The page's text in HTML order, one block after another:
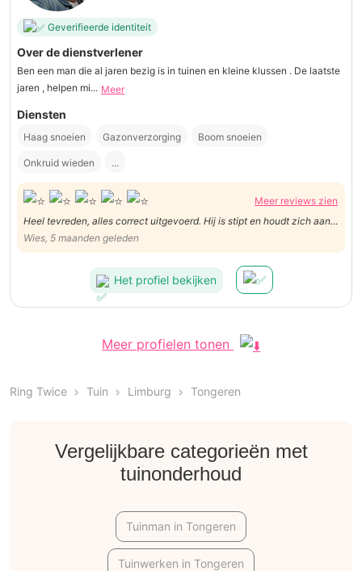
Geverifieerde identiteit
Over de dienstverlener
Ben een man die al jaren bezig is in tuinen en kleine klussen . De laatste
jaren , helpen mi... Meer
Diensten
Haag snoeien Gazonverzorging Boom snoeien
Onkruid wieden ...
Meer reviews zien
Heel tevreden, alles correct uitgevoerd. Hij is stipt en houdt zich aan
de afspraak.
Wies, 5 maanden geleden
Het profiel bekijken
Meer profielen tonen
Ring Twice Tuin Limburg Tongeren
Vergelijkbare categorieën met
tuinonderhoud
Tuinman in Tongeren
Tuinwerken in Tongeren